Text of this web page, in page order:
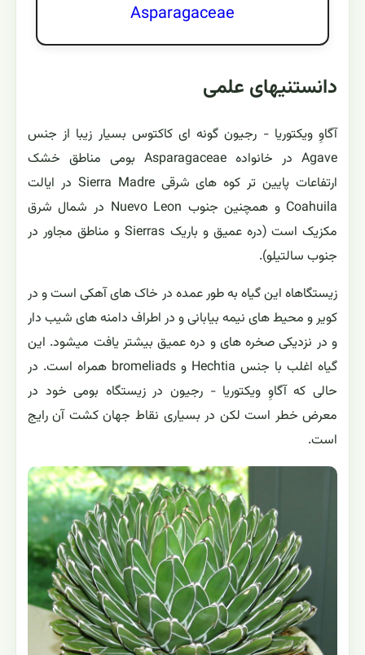
Asparagaceae
دانستنیهای علمی
آگاوِ ویکتوریا - رجیون گونه ای کاکتوس بسیار زیبا از جنس
Agave در خانواده Asparagaceae بومی مناطق خشک
ارتفاعات پایین تر کوه های شرقی Sierra Madre در ایالت
Coahuila و همچنین جنوب Nuevo Leon در شمال شرق
مکزیک است (دره عمیق و باریک Sierras و مناطق مجاور در
جنوب سالتیلو).
زیستگاهاه این گیاه به طور عمده در خاک های آهکی است و در
کویر و محیط های نیمه بیابانی و در اطراف دامنه های شیب دار
و در نزدیکی صخره های و دره عمیق بیشتر یافت میشود. این
گیاه اغلب با جنس Hechtia و bromeliads همراه است. در
حالی که آگاوِ ویکتوریا - رجیون در زیستگاه بومی خود در
معرض خطر است لکن در بسیاری نقاط جهان کشت آن رایج
است.